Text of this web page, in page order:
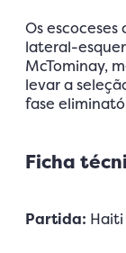
Os
lateral-
McTominay,
levar a
fase
Ficha
Partida: Haiti